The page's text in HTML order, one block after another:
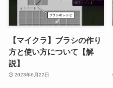
【マイクラ】ブラシの作り
方と使い方について【解
説】
2023年6月22日